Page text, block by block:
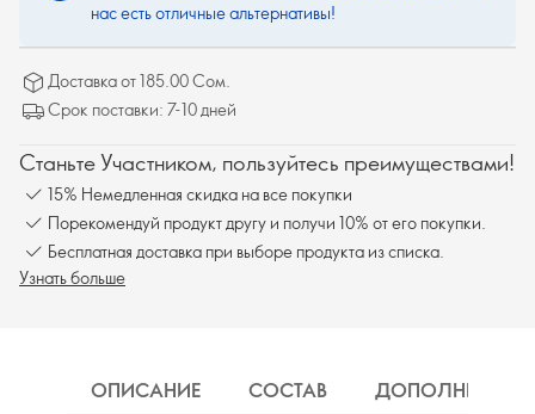
нас есть отличные альтернативы!
Доставка от 185.00 Сом.
Срок поставки: 7-10 дней
Станьте Участником, пользуйтесь преимуществами!
15% Немедленная скидка на все покупки
Порекомендуй продукт другу и получи 10% от его покупки.
Бесплатная доставка при выборе продукта из списка.
Узнать больше
ОПИСАНИЕ СОСТАВ